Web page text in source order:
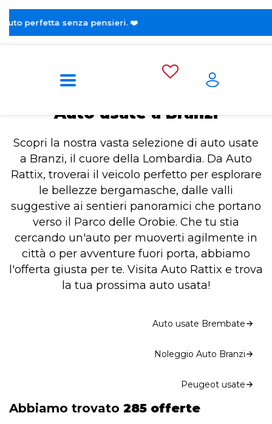
Auto usate a Branzi
Scopri la nostra vasta selezione di auto usate
a Branzi, il cuore della Lombardia. Da Auto
Rattix, troverai il veicolo perfetto per esplorare
le bellezze bergamasche, dalle valli
suggestive ai sentieri panoramici che portano
verso il Parco delle Orobie. Che tu stia
cercando un'auto per muoverti agilmente in
città o per avventure fuori porta, abbiamo
l'offerta giusta per te. Visita Auto Rattix e trova
la tua prossima auto usata!
Auto usate Brembate
Noleggio Auto Branzi
Peugeot usate
Abbiamo trovato 285 offerte